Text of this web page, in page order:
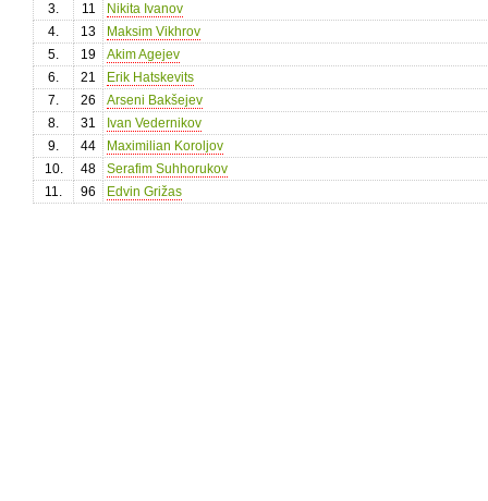
3.
11
Nikita Ivanov
4.
13
Maksim Vikhrov
5.
19
Akim Agejev
6.
21
Erik Hatskevits
7.
26
Arseni Bakšejev
8.
31
Ivan Vedernikov
9.
44
Maximilian Koroljov
10.
48
Serafim Suhhorukov
11.
96 Edvin Grižas